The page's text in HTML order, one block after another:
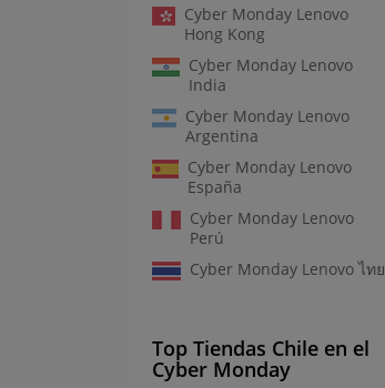
Cyber Monday Lenovo
Hong Kong
Cyber Monday Lenovo
India
Cyber Monday Lenovo
Argentina
Cyber Monday Lenovo
España
Cyber Monday Lenovo
Perú
Cyber Monday Lenovo ไทย
Top Tiendas Chile en el
Cyber Monday